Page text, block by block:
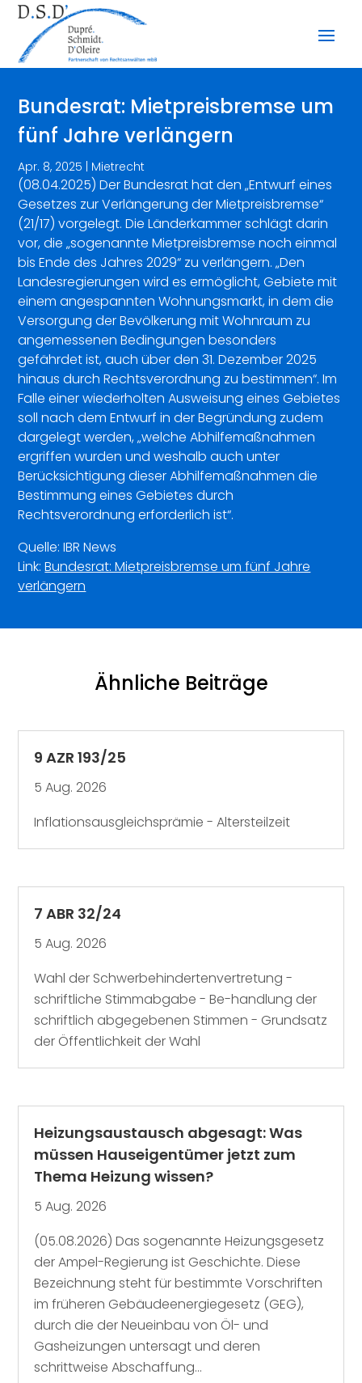
Bundesrat: Mietpreisbremse um
fünf Jahre verlängern
Apr. 8, 2025 | Mietrecht
(08.04.2025) Der Bundesrat hat den „Entwurf eines
Gesetzes zur Verlängerung der Mietpreisbremse“
(21/17) vorgelegt. Die Länderkammer schlägt darin
vor, die „sogenannte Mietpreisbremse noch einmal
bis Ende des Jahres 2029“ zu verlängern. „Den
Landesregierungen wird es ermöglicht, Gebiete mit
einem angespannten Wohnungsmarkt, in dem die
Versorgung der Bevölkerung mit Wohnraum zu
angemessenen Bedingungen besonders
gefährdet ist, auch über den 31. Dezember 2025
hinaus durch Rechtsverordnung zu bestimmen“. Im
Falle einer wiederholten Ausweisung eines Gebietes
soll nach dem Entwurf in der Begründung zudem
dargelegt werden, „welche Abhilfemaßnahmen
ergriffen wurden und weshalb auch unter
Berücksichtigung dieser Abhilfemaßnahmen die
Bestimmung eines Gebietes durch
Rechtsverordnung erforderlich ist“.
Quelle: IBR News
Link:Bundesrat: Mietpreisbremse um fünf Jahre
verlängern
Ähnliche Beiträge
9 AZR 193/25
5 Aug. 2026
Inflationsausgleichsprämie - Altersteilzeit
7 ABR 32/24
5 Aug. 2026
Wahl der Schwerbehindertenvertretung -
schriftliche Stimmabgabe - Be-handlung der
schriftlich abgegebenen Stimmen - Grundsatz
der Öffentlichkeit der Wahl
Heizungsaustausch abgesagt: Was
müssen Hauseigentümer jetzt zum
Thema Heizung wissen?
5 Aug. 2026
(05.08.2026) Das sogenannte Heizungsgesetz
der Ampel-Regierung ist Geschichte. Diese
Bezeichnung steht für bestimmte Vorschriften
im früheren Gebäudeenergiegesetz (GEG),
durch die der Neueinbau von Öl- und
Gasheizungen untersagt und deren
schrittweise Abschaffung...